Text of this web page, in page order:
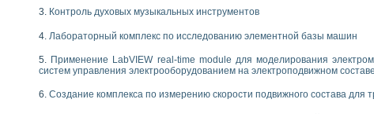
переходных характеристик асинхронных двигателей при пуске
неиндустриальных камер в производственных условиях
эффективности систем управления в интегрированных средах
стенды
комплексы для вузов, осуществляющих подготовку специалистов по
Контроль духовых музыкальных инструментов
Лабораторный комплекс по исследованию элементной базы машин
Применение LabVIEW real-time module для моделирования
систем управления электрооборудованием на электроподвижном
Создание комплекса по измерению скорости подвижного состава для